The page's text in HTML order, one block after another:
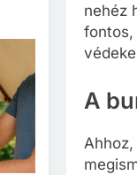
nehéz
fontos,
A